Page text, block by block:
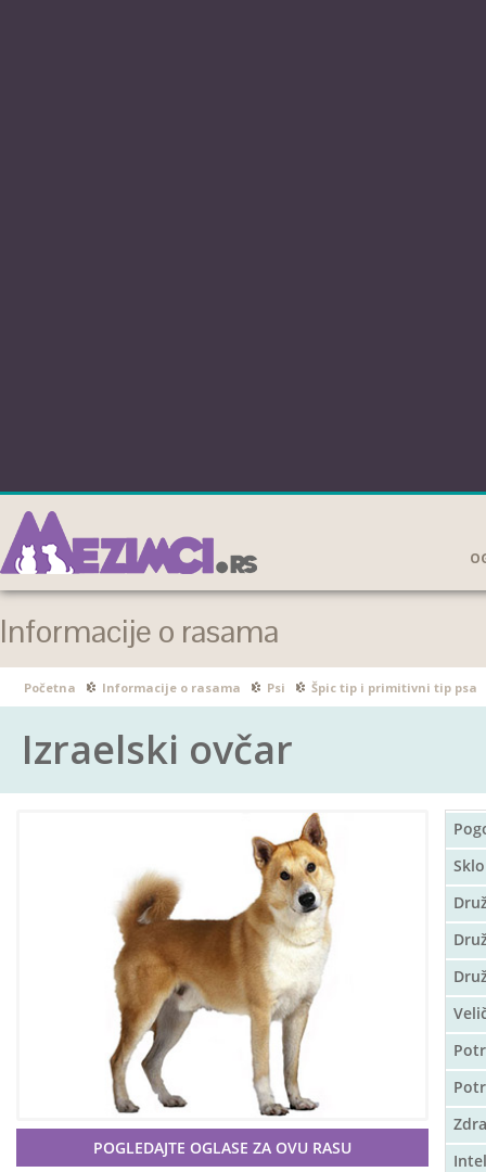
Informacije o rasama
Početna Informacije o rasama Psi Špic tip i primitivni tip psa
Izraelski ovčar
POGLEDAJTE OGLASE ZA OVU RASU